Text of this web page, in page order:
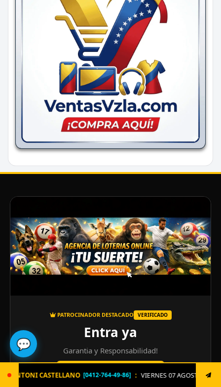
[0412-764-49-86] : VIERNES 07 AGOSTO. Envía ya: LOTERIA al 8621
PATROCINADOR DESTACADO VERIFICADO
Entra ya
Garantia y Responsabilidad!
💬